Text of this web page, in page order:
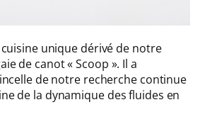
cuisine unique dérivé de notre
de canot « Scoop ». Il a
de notre recherche continue
de la dynamique des fluides en